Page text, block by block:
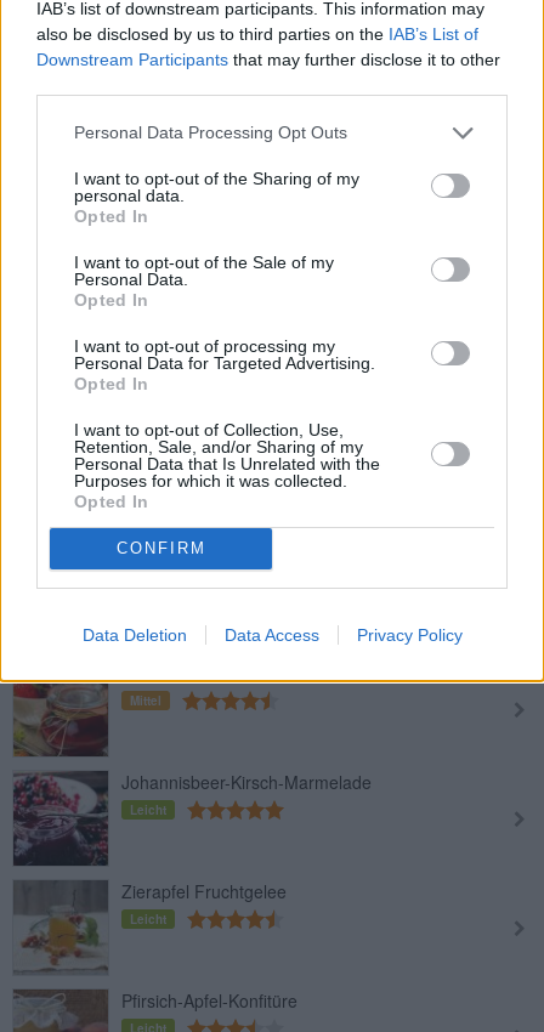
IAB’s list of downstream participants. This information may
also be disclosed by us to third parties on the IAB’s List of
Downstream Participants that may further disclose it to other
Personal Data Processing Opt Outs
I want to opt-out of the Sharing of my
personal data.
Opted In
I want to opt-out of the Sale of my
Personal Data.
Opted In
I want to opt-out of processing my
Personal Data for Targeted Advertising.
Opted In
I want to opt-out of Collection, Use,
Retention, Sale, and/or Sharing of my
Personal Data that Is Unrelated with the
Purposes for which it was collected.
Opted In
CONFIRM
Data Deletion Data Access Privacy Policy
Pfirsich-Marmelade
Leicht
Marillen Marmelade
Leicht
Erdbeermarmelade
Leicht
Apfelmarmelade
Leicht
Heidelbeer-Marmelade mit
Wacholderbeeren
Mittel
Johannisbeer-Kirsch-Marmelade
Leicht
Zierapfel Fruchtgelee
Leicht
Pfirsich-Apfel-Konfitüre
Leicht